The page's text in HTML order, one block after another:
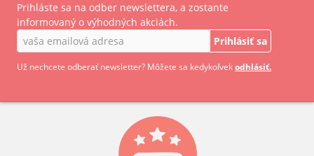
Prihláste sa na odber newslettera, a zostante
informovaný o výhodných akciách.
Prihlásiť sa
Už nechcete odberať newsletter? Môžete sa kedykoľvekodhlásiť.